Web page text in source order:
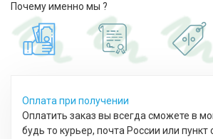
Почему именно мы ?
Оплата при получении
Оплатить заказ вы всегда сможете в
будь то курьер, почта России или